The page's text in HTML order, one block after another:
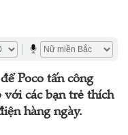
Poco tấn công
các bạn trẻ thích
hàng ngày.